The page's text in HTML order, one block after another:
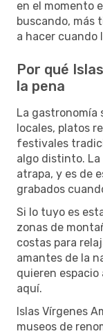
en el momento
buscando, más
a hacer cuando
Por qué
la pena
La gastronomía
locales, platos
festivales
algo distinto.
atrapa, y es de
grabados
Si lo tuyo es
zonas de
costas para
amantes de la
quieren
aquí.
Islas Vírgenes
museos de